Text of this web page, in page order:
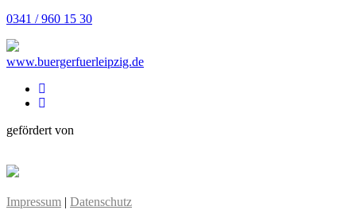
0341 / 960 15 30
www.buergerfuerleipzig.de
gefördert von
Impressum | Datenschutz